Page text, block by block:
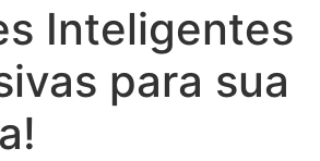
Inteligentes
para sua